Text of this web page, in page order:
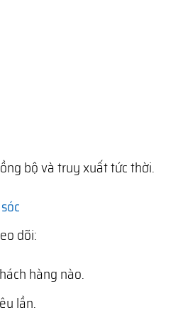
bộ và truy xuất tức thời.
dõi:
hàng nào.
lần.